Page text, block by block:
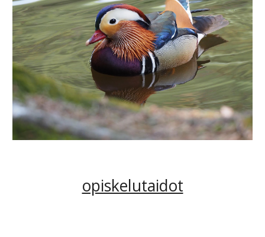
opiskelutaidot